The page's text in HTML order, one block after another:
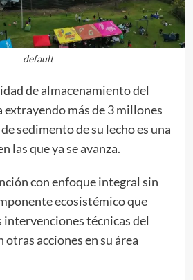
default
de almacenamiento del
extrayendo más de 3 millones
sedimento de su lecho es una
las que ya se avanza.
con enfoque integral sin
ecosistémico que
intervenciones técnicas del
otras acciones en su área